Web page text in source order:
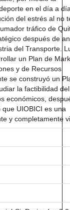
en el día a
del estrés al no
tráfico de
después de
del Transporte.
un Plan de
y de Recursos
se construyó un
la factibilidad del
económicos,
UIOBICI es una
y completamente